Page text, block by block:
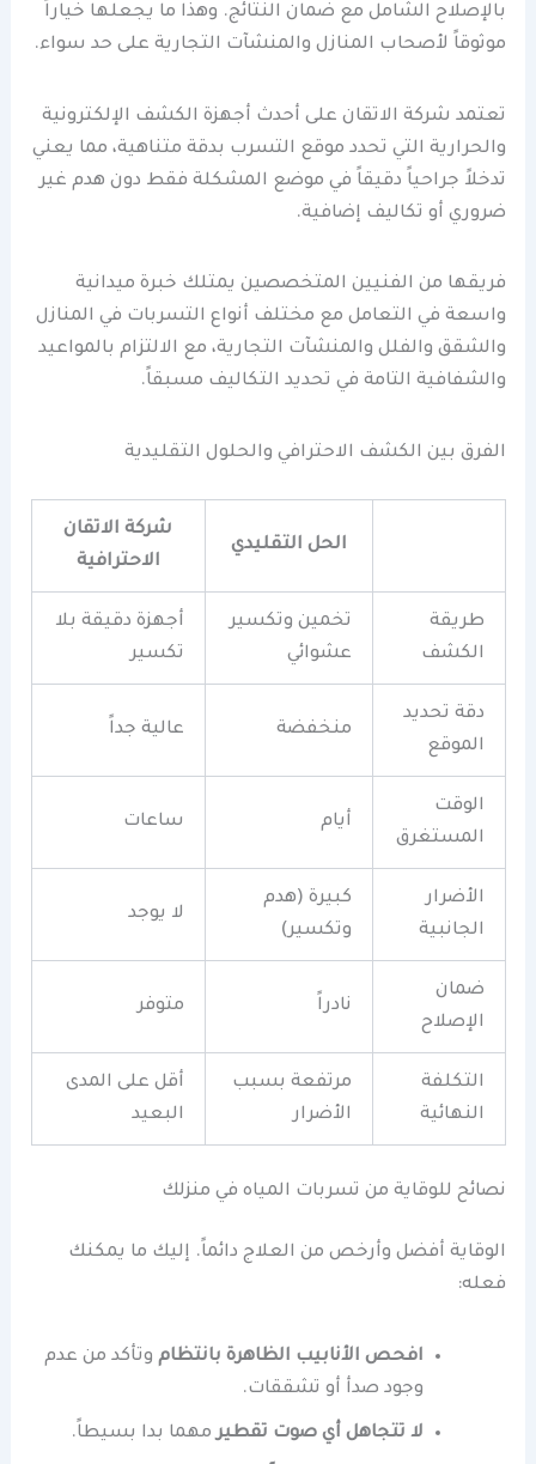
بالإصلاح الشامل مع ضمان النتائج. وهذا ما يجعلها خياراً
موثوقاً لأصحاب المنازل والمنشآت التجارية على حد سواء.
تعتمد شركة الاتقان على أحدث أجهزة الكشف الإلكترونية
والحرارية التي تحدد موقع التسرب بدقة متناهية، مما يعني
تدخلاً جراحياً دقيقاً في موضع المشكلة فقط دون هدم غير
ضروري أو تكاليف إضافية.
فريقها من الفنيين المتخصصين يمتلك خبرة ميدانية
واسعة في التعامل مع مختلف أنواع التسربات في المنازل
والشقق والفلل والمنشآت التجارية، مع الالتزام بالمواعيد
والشفافية التامة في تحديد التكاليف مسبقاً.
الفرق بين الكشف الاحترافي والحلول التقليدية
الحل التقليدي
شركة الاتقان
الاحترافية
طريقة
الكشف
تخمين وتكسير
عشوائي
أجهزة دقيقة بلا
تكسير
دقة تحديد
الموقع
منخفضة عالية جداً
الوقت
المستغرق
أيام ساعات
الأضرار
الجانبية
كبيرة (هدم
وتكسير)
لا يوجد
ضمان
الإصلاح
نادراً متوفر
التكلفة
النهائية
مرتفعة بسبب
الأضرار
أقل على المدى
البعيد
نصائح للوقاية من تسربات المياه في منزلك
الوقاية أفضل وأرخص من العلاج دائماً. إليك ما يمكنك
فعله:
افحص الأنابيب الظاهرة بانتظام وتأكد من عدم
وجود صدأ أو تشققات.
لا تتجاهل أي صوت تقطيرمهما بدا بسيطاً.